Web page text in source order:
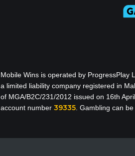
Mobile Wins is operated by ProgressPlay
a limited liability company registered in
of MGA/B2C/231/2012 issued on 16th
account number 39335. Gambling can